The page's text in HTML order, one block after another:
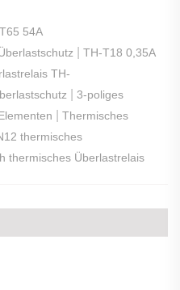
54A
TH-T18 0,35A
TH-
3-poliges
Thermisches
thermisches
thermisches Überlastrelais